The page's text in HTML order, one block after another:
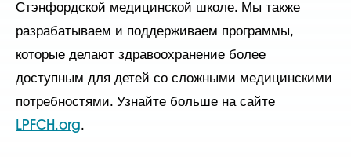
Стэнфордской медицинской школе. Мы также
разрабатываем и поддерживаем программы,
которые делают здравоохранение более
доступным для детей со сложными медицинскими
потребностями. Узнайте больше на сайте
LPFCH.org.